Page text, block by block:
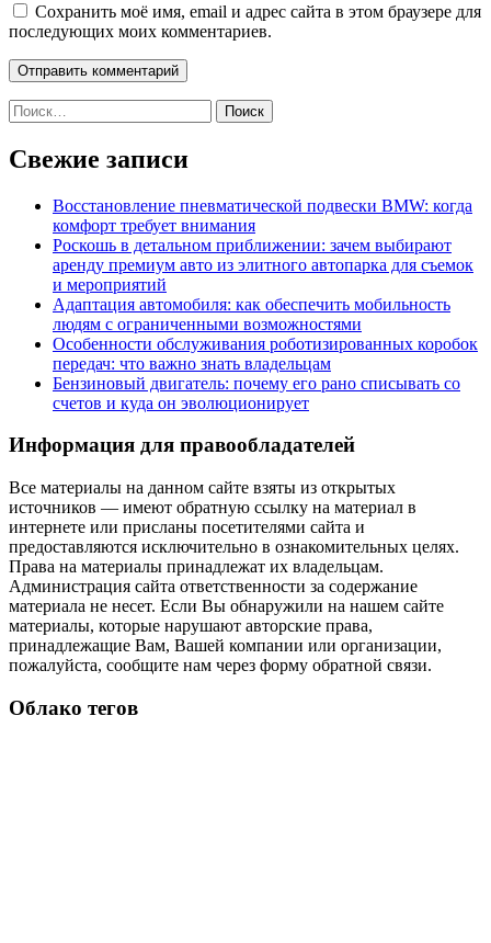
Сохранить моё имя, email и адрес сайта в этом браузере для
последующих моих комментариев.
Найти:
Свежие записи
Восстановление пневматической подвески BMW: когда
комфорт требует внимания
Роскошь в детальном приближении: зачем выбирают
аренду премиум авто из элитного автопарка для съемок
и мероприятий
Адаптация автомобиля: как обеспечить мобильность
людям с ограниченными возможностями
Особенности обслуживания роботизированных коробок
передач: что важно знать владельцам
Бензиновый двигатель: почему его рано списывать со
счетов и куда он эволюционирует
Информация для правообладателей
Все материалы на данном сайте взяты из открытых
источников — имеют обратную ссылку на материал в
интернете или присланы посетителями сайта и
предоставляются исключительно в ознакомительных целях.
Права на материалы принадлежат их владельцам.
Администрация сайта ответственности за содержание
материала не несет. Если Вы обнаружили на нашем сайте
материалы, которые нарушают авторские права,
принадлежащие Вам, Вашей компании или организации,
пожалуйста, сообщите нам через форму обратной связи.
Облако тегов